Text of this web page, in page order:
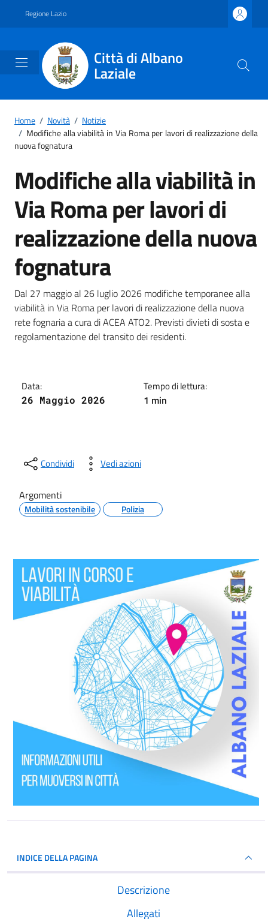
Regione Lazio
Città di Albano
Laziale
Home / Novità / Notizie
/ Modifiche alla viabilità in Via Roma per lavori di realizzazione della
nuova fognatura
Modifiche alla viabilità in
Via Roma per lavori di
realizzazione della nuova
fognatura
Dettagli della notizia
Dal 27 maggio al 26 luglio 2026 modifiche temporanee alla
viabilità in Via Roma per lavori di realizzazione della nuova
rete fognaria a cura di ACEA ATO2. Previsti divieti di sosta e
regolamentazione del transito dei residenti.
Data:
26 Maggio 2026
Tempo di lettura:
1 min
Condividi Vedi azioni
Argomenti
Mobilità sostenibile Polizia
INDICE DELLA PAGINA
Descrizione
Allegati